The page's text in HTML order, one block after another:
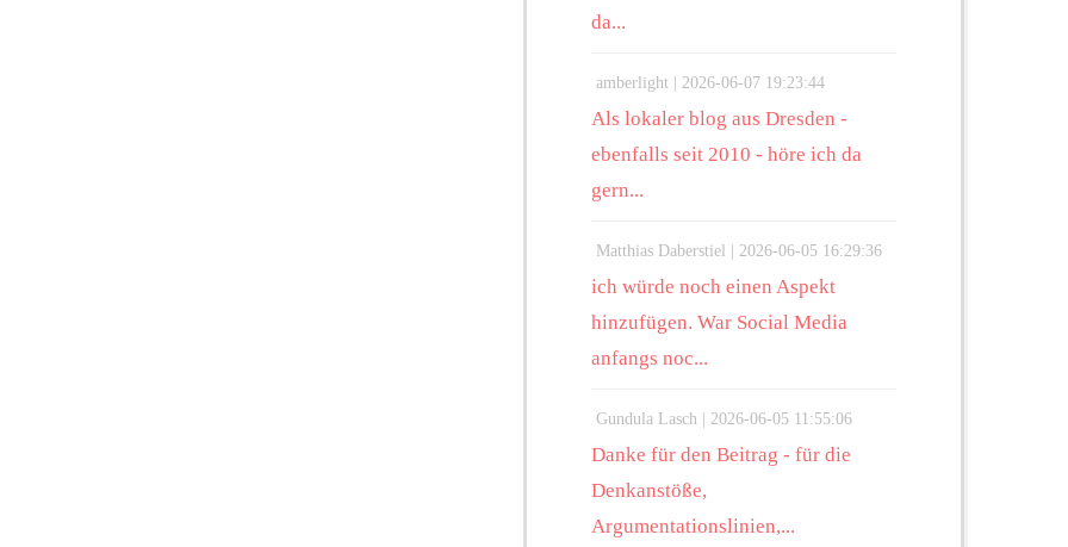
da...
amberlight | 2026-06-07 19:23:44
Als lokaler blog aus Dresden -
ebenfalls seit 2010 - höre ich da
gern...
Matthias Daberstiel | 2026-06-05 16:29:36
ich würde noch einen Aspekt
hinzufügen. War Social Media
anfangs noc...
Gundula Lasch | 2026-06-05 11:55:06
Danke für den Beitrag - für die
Denkanstöße,
Argumentationslinien,...